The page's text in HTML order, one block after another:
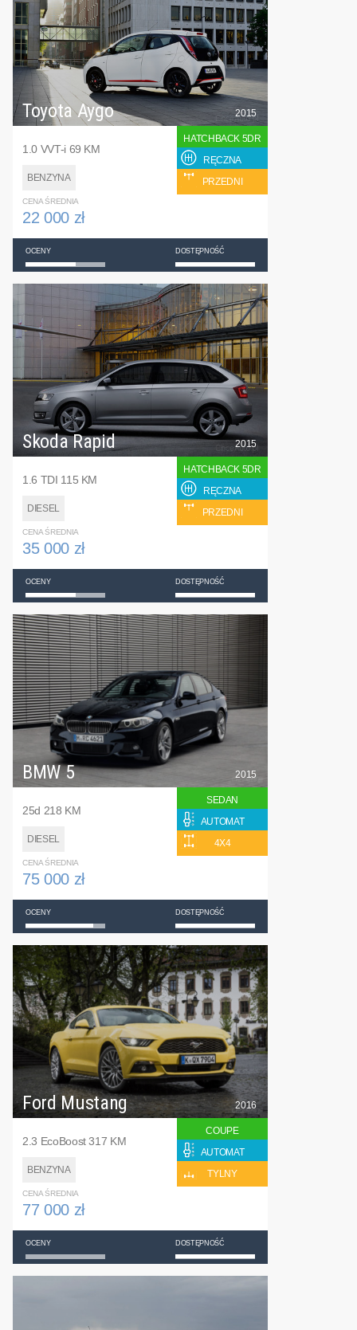
Toyota Aygo
1.0 VVT-i 69 KM
BENZYNA
2015
HATCHBACK 5DR
RĘCZNA
PRZEDNI
CENA ŚREDNIA
22 000 zł
OCENY DOSTĘPNOŚĆ
Skoda Rapid
1.6 TDI 115 KM
DIESEL
2015
HATCHBACK 5DR
RĘCZNA
PRZEDNI
CENA ŚREDNIA
35 000 zł
OCENY DOSTĘPNOŚĆ
BMW 5
25d 218 KM
DIESEL
2015
SEDAN
AUTOMAT
4X4
CENA ŚREDNIA
75 000 zł
OCENY DOSTĘPNOŚĆ
Ford Mustang
2.3 EcoBoost 317 KM
BENZYNA
2016
COUPE
AUTOMAT
TYLNY
CENA ŚREDNIA
77 000 zł
OCENY DOSTĘPNOŚĆ